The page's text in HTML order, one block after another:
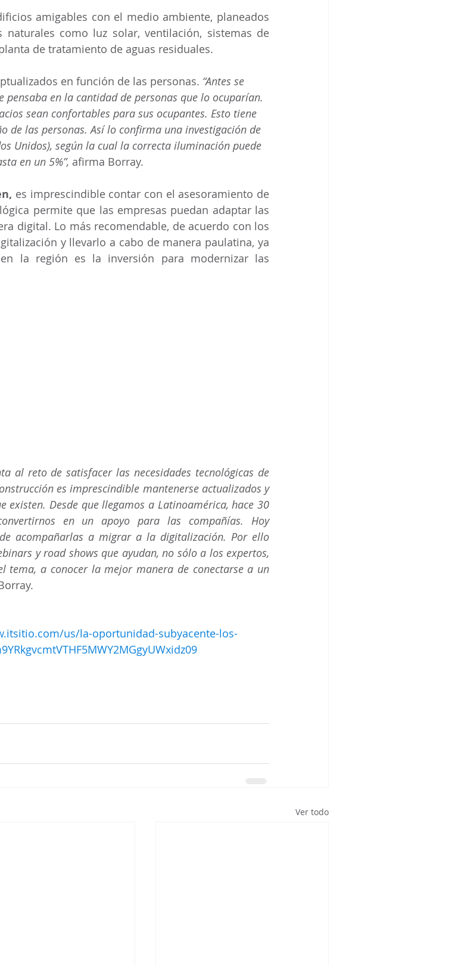
amigables con el medio ambiente, planeados
naturales como luz solar, ventilación, sistemas de
de tratamiento de aguas residuales.
en función de las personas. “Antes se
pensaba en la cantidad de personas que lo ocuparían.
sean confortables para sus ocupantes. Esto tiene
de las personas. Así lo confirma una investigación de
Unidos), según la cual la correcta iluminación puede
en un 5%”, afirma Borray.
es imprescindible contar con el asesoramiento de
permite que las empresas puedan adaptar las
digital. Lo más recomendable, de acuerdo con los
y llevarlo a cabo de manera paulatina, ya
la región es la inversión para modernizar las
al reto de satisfacer las necesidades tecnológicas de
es imprescindible mantenerse actualizados y
existen. Desde que llegamos a Latinoamérica, hace 30
en un apoyo para las compañías. Hoy
acompañarlas a migrar a la digitalización. Por ello
y road shows que ayudan, no sólo a los expertos,
tema, a conocer la mejor manera de conectarse a un
us/la-oportunidad-subyacente-los-
Ver todo